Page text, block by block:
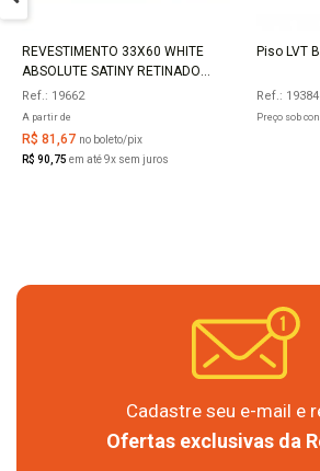
COMPRAR
REVESTIMENTO 33X60 WHITE
ABSOLUTE SATINY RETINADO
RT57800 EMBRAMACO
Ref.: 19662
A partir de
R$ 81,67 no boleto/pix
R$ 90,75 em até 9x sem juros
Piso LVT
Ref.: 19384
Preço sob
Cadastre seu e-mail e
Ofertas exclusivas da